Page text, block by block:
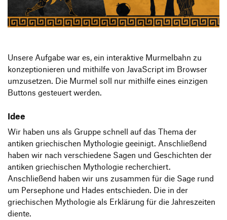
Transfer und Kooperation
Produktgestaltung B.A.
Strategische Gestaltung M.A.
Unsere Aufgabe war es, ein interaktive Murmelbahn zu
konzeptionieren und mithilfe von JavaScript im Browser
umzusetzen. Die Murmel soll nur mithilfe eines einzigen
Buttons gesteuert werden.
Idee
Wir haben uns als Gruppe schnell auf das Thema der
antiken griechischen Mythologie geeinigt. Anschließend
haben wir nach verschiedene Sagen und Geschichten der
antiken griechischen Mythologie recherchiert.
Anschließend haben wir uns zusammen für die Sage rund
um Persephone und Hades entschieden. Die in der
griechischen Mythologie als Erklärung für die Jahreszeiten
diente.